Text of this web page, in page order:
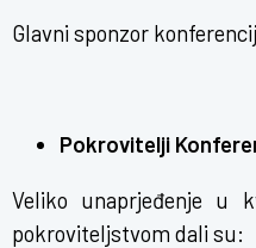
Glavni sponzor
Pokrovitelji
Veliko unaprjeđenje u
pokroviteljstvom dali su: